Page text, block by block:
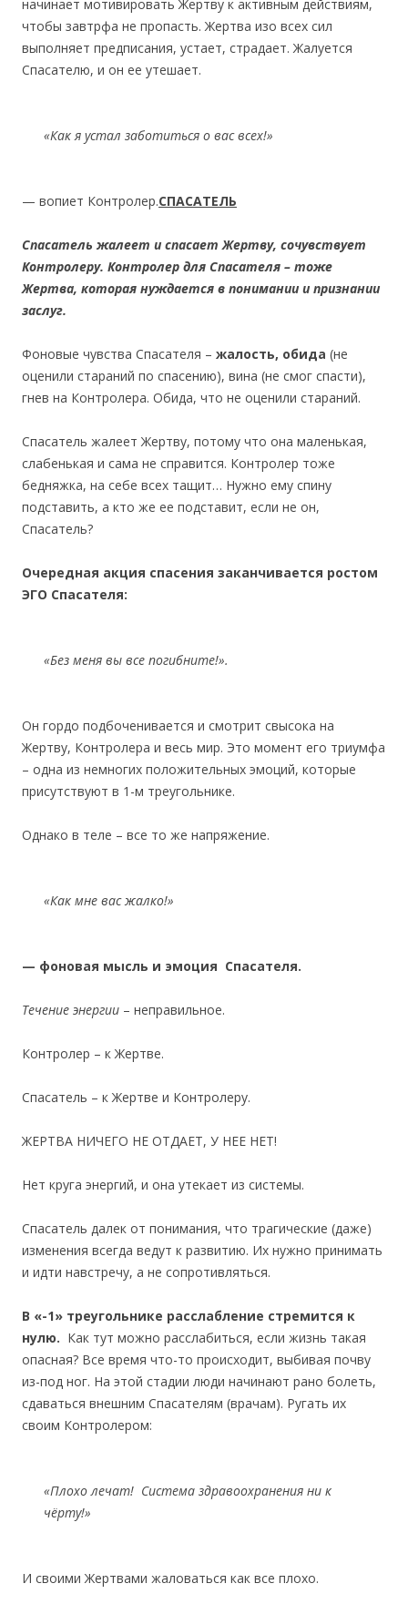
начинает мотивировать Жертву к активным действиям,
чтобы завтрфа не пропасть. Жертва изо всех сил
выполняет предписания, устает, страдает. Жалуется
Спасателю, и он ее утешает.
«Как я устал заботиться о вас всех!»
— вопиет Контролер.СПАСАТЕЛЬ
Спасатель жалеет и спасает Жертву, сочувствует
Контролеру. Контролер для Спасателя – тоже
Жертва, которая нуждается в понимании и признании
заслуг.
Фоновые чувства Спасателя – жалость, обида (не
оценили стараний по спасению), вина (не смог спасти),
гнев на Контролера. Обида, что не оценили стараний.
Спасатель жалеет Жертву, потому что она маленькая,
слабенькая и сама не справится. Контролер тоже
бедняжка, на себе всех тащит… Нужно ему спину
подставить, а кто же ее подставит, если не он,
Спасатель?
Очередная акция спасения заканчивается ростом
ЭГО Спасателя:
«Без меня вы все погибните!».
Он гордо подбоченивается и смотрит свысока на
Жертву, Контролера и весь мир. Это момент его триумфа
– одна из немногих положительных эмоций, которые
присутствуют в 1-м треугольнике.
Однако в теле – все то же напряжение.
«Как мне вас жалко!»
— фоновая мысль и эмоция Спасателя.
Течение энергии – неправильное.
Контролер – к Жертве.
Спасатель – к Жертве и Контролеру.
ЖЕРТВА НИЧЕГО НЕ ОТДАЕТ, У НЕЕ НЕТ!
Нет круга энергий, и она утекает из системы.
Спасатель далек от понимания, что трагические (даже)
изменения всегда ведут к развитию. Их нужно принимать
и идти навстречу, а не сопротивляться.
В «-1» треугольнике расслабление стремится к
нулю. Как тут можно расслабиться, если жизнь такая
опасная? Все время что-то происходит, выбивая почву
из-под ног. На этой стадии люди начинают рано болеть,
сдаваться внешним Спасателям (врачам). Ругать их
своим Контролером:
«Плохо лечат! Система здравоохранения ни к
чёрту!»
И своими Жертвами жаловаться как все плохо.